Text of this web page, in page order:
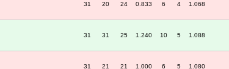
31 20 24 0.833 6 4 1.068
31 31 25 1.240 10 5 1.088
31 21 21 1.000 6 5 1.080